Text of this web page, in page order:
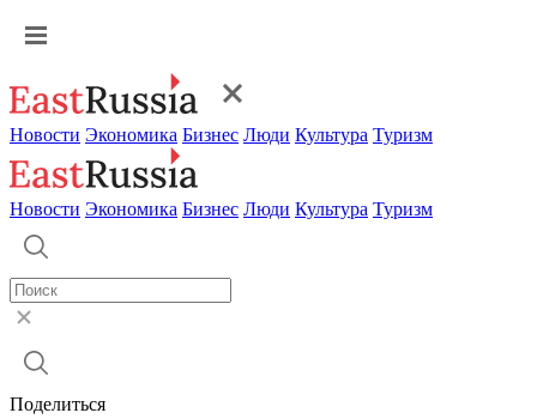
Новости Экономика Бизнес Люди Культура Туризм
Новости Экономика Бизнес Люди Культура Туризм
Поделиться